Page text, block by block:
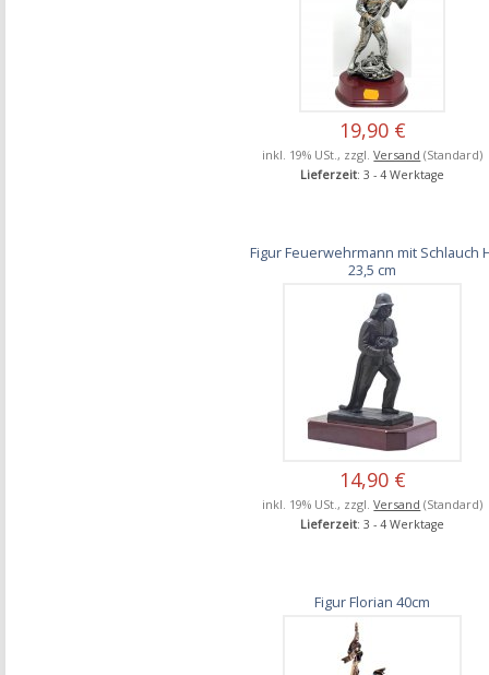
19,90 €
inkl. 19% USt., zzgl.Versand (Standard)
Lieferzeit: 3 - 4 Werktage
Figur Feuerwehrmann mit Schlauch
23,5 cm
14,90 €
inkl. 19% USt., zzgl.Versand (Standard)
Lieferzeit: 3 - 4 Werktage
Figur Florian 40cm